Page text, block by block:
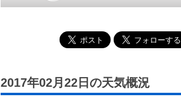
2017年02月22日の天気概況